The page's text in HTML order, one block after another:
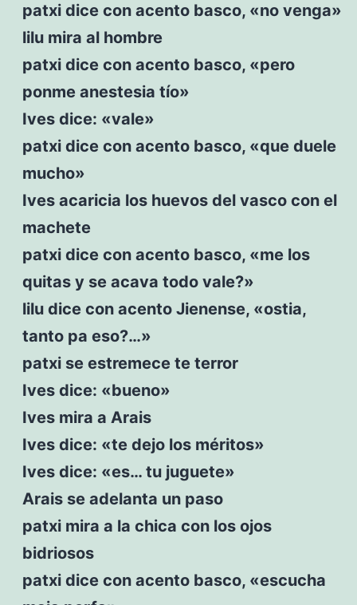
patxi dice con acento basco, «no venga»
lilu mira al hombre
patxi dice con acento basco, «pero
ponme anestesia tío»
Ives dice: «vale»
patxi dice con acento basco, «que duele
mucho»
Ives acaricia los huevos del vasco con el
machete
patxi dice con acento basco, «me los
quitas y se acava todo vale?»
lilu dice con acento Jienense, «ostia,
tanto pa eso?…»
patxi se estremece te terror
Ives dice: «bueno»
Ives mira a Arais
Ives dice: «te dejo los méritos»
Ives dice: «es… tu juguete»
Arais se adelanta un paso
patxi mira a la chica con los ojos
bidriosos
patxi dice con acento basco, «escucha